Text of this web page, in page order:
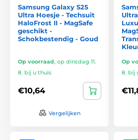
Samsung Galaxy S25
Ultra Hoesje - Techsuit
HaloFrost II - MagSafe
geschikt -
Schokbestendig - Goud
Op voorraad, op dinsdag 11.
8. bij u thuis
€10,64
Vergelijken
Op
8. bij